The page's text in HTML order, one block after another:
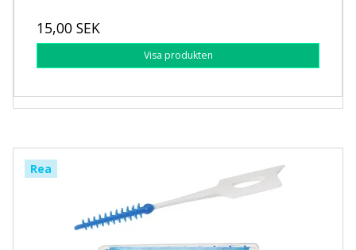
15,00 SEK
Visa produkten
Rea